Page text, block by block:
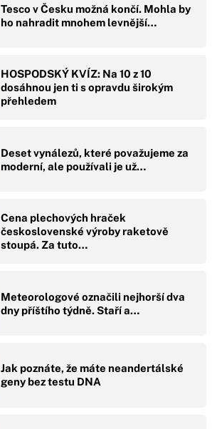
Tesco v Česku možná končí. Mohla by
ho nahradit mnohem levnější…
HOSPODSKÝ KVÍZ: Na 10 z 10
dosáhnou jen ti s opravdu širokým
přehledem
Deset vynálezů, které považujeme za
moderní, ale používali je už…
Cena plechových hraček
československé výroby raketově
stoupá. Za tuto…
Meteorologové označili nejhorší dva
dny příštího týdně. Staří a…
Jak poznáte, že máte neandertálské
geny bez testu DNA